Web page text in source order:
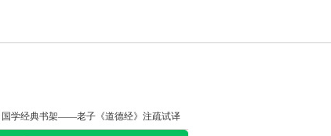
国学经典书架——老子《道德经》注疏试译